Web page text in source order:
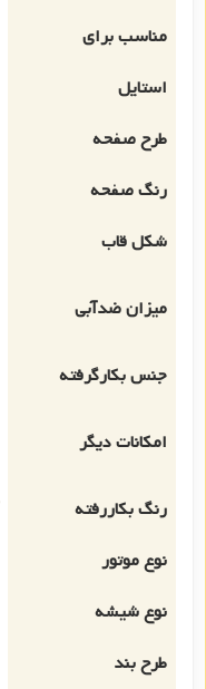
مناسب برای
استایل
طرح صفحه
رنگ صفحه
شکل قاب
میزان ضدآبی
جنس بکارگرفته
امکانات دیگر
رنگ بکاررفته
نوع موتور
نوع شیشه
طرح بند